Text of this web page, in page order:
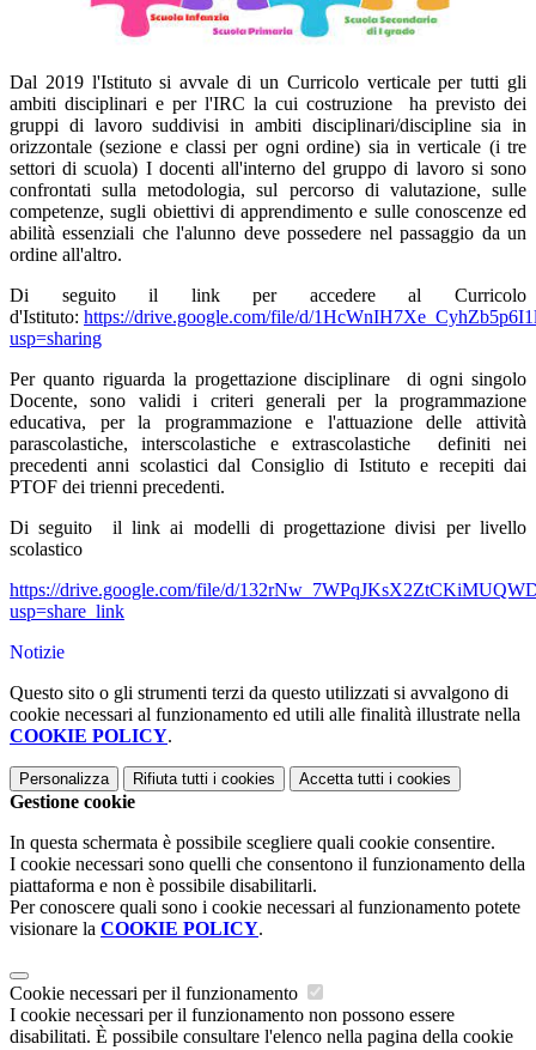
Dal 2019 l'Istituto si avvale di un Curricolo verticale per tutti gli
ambiti disciplinari e per l'IRC la cui costruzione ha previsto dei
gruppi di lavoro suddivisi in ambiti disciplinari/discipline sia in
orizzontale (sezione e classi per ogni ordine) sia in verticale (i tre
settori di scuola) I docenti all'interno del gruppo di lavoro si sono
confrontati sulla metodologia, sul percorso di valutazione, sulle
competenze, sugli obiettivi di apprendimento e sulle conoscenze ed
abilità essenziali che l'alunno deve possedere nel passaggio da un
ordine all'altro.
Di seguito il link per accedere al Curricolo
d'Istituto: https://drive.google.com/file/d/
usp=sharing
Per quanto riguarda la progettazione disciplinare di ogni singolo
Docente, sono validi i criteri generali per la programmazione
educativa, per la programmazione e l'attuazione delle attività
parascolastiche, interscolastiche e extrascolastiche definiti nei
precedenti anni scolastici dal Consiglio di Istituto e recepiti dai
PTOF dei trienni precedenti.
Di seguito il link ai modelli di progettazione divisi per livello
scolastico
https://drive.google.com/file/d/
usp=share_link
Notizie
Questo sito o gli strumenti terzi da questo utilizzati si avvalgono di
cookie necessari al funzionamento ed utili alle finalità illustrate nella
COOKIE POLICY.
Personalizza Rifiuta tutti i cookies Accetta tutti i cookies
Gestione cookie
In questa schermata è possibile scegliere quali cookie consentire.
I cookie necessari sono quelli che consentono il funzionamento della
piattaforma e non è possibile disabilitarli.
Per conoscere quali sono i cookie necessari al funzionamento potete
visionare la COOKIE POLICY.
Cookie necessari per il funzionamento
I cookie necessari per il funzionamento non possono essere
disabilitati. È possibile consultare l'elenco nella pagina della cookie